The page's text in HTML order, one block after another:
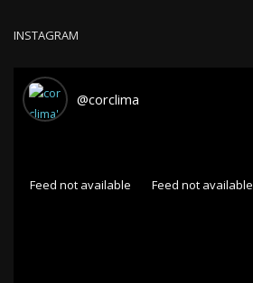
INSTAGRAM
@corclima
Feed not available Feed not available